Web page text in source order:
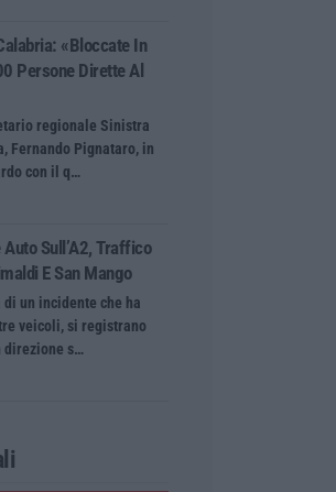
«Bloccate In
Persone Dirette Al
regionale Sinistra
Fernando Pignataro, in
con il q…
Sull’A2, Traffico
E San Mango
di un incidente che ha
veicoli, si registrano
direzione s…